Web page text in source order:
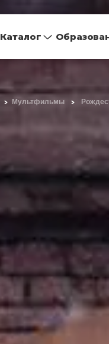
Каталог
Мультфильмы